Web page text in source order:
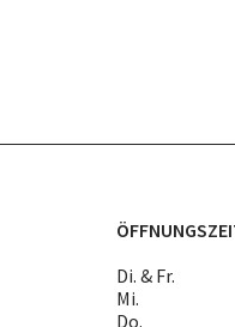
Di. & Fr.
Mi. 9.00
Do. 9.00